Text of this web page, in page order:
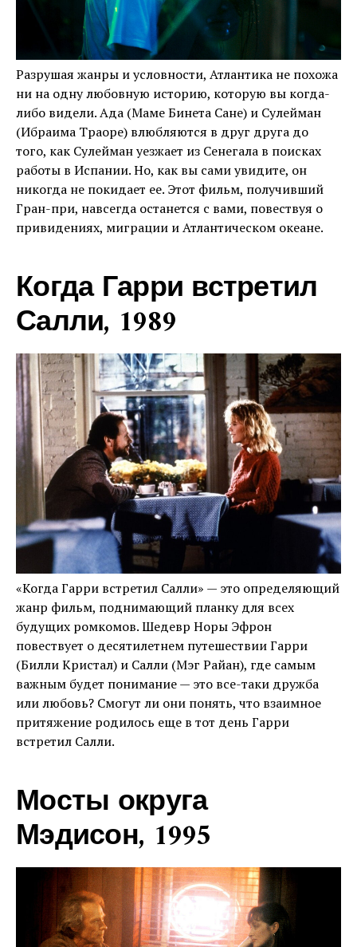
Разрушая жанры и условности, Атлантика не похожа
ни на одну любовную историю, которую вы когда-
либо видели. Ада (Маме Бинета Сане) и Сулейман
(Ибраима Траоре) влюбляются в друг друга до
того, как Сулейман уезжает из Сенегала в поисках
работы в Испании. Но, как вы сами увидите, он
никогда не покидает ее. Этот фильм, получивший
Гран-при, навсегда останется с вами, повествуя о
привидениях, миграции и Атлантическом океане.
Когда Гарри встретил
Салли, 1989
«Когда Гарри встретил Салли» — это определяющий
жанр фильм, поднимающий планку для всех
будущих ромкомов. Шедевр Норы Эфрон
повествует о десятилетнем путешествии Гарри
(Билли Кристал) и Салли (Мэг Райан), где самым
важным будет понимание — это все-таки дружба
или любовь? Смогут ли они понять, что взаимное
притяжение родилось еще в тот день Гарри
встретил Салли.
Мосты округа
Мэдисон, 1995